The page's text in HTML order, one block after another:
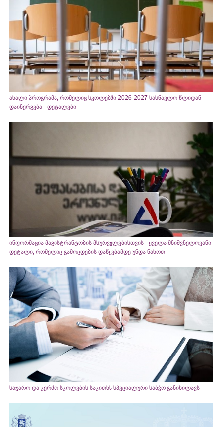
ახალი პროგრამა, რომელიც სკოლებში 2026-2027 სასწავლო წლიდან
დაინერგება - დეტალები
ინფორმაცია მაგისტრანტობის მსურველებისთვის - ყველა მნიშვნელოვანი
დეტალი, რომელიც გამოცდების დაწყებამდე უნდა ნახოთ
საჯარო და კერძო სკოლების საკითხს სპეციალური საბჭო განიხილავს